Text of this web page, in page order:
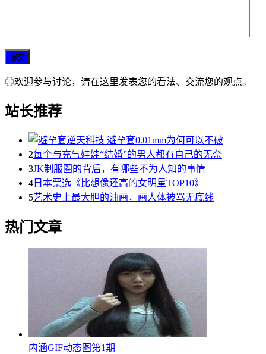
◎欢迎参与讨论，请在这里发表您的看法、交流您的观点。
站长推荐
2每个与充气娃娃“结婚”的男人都有自己的无奈
3JK制服圈的背后，有哪些不为人知的事情
4 日本票选《比想像还高的女明星TOP10》
5艺术史上最大胆的油画，画人体被骂无底线
热门文章
内涵GIF动态图第1期